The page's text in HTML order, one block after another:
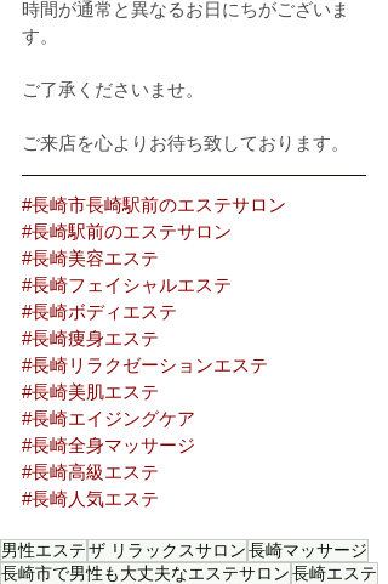
時間が通常と異なるお日にちがございま
す。
ご了承くださいませ。
ご来店を心よりお待ち致しております。
#長崎市長崎駅前のエステサロン
#長崎駅前のエステサロン
#長崎美容エステ
#長崎フェイシャルエステ
#長崎ボディエステ
#長崎痩身エステ
#長崎リラクゼーションエステ
#長崎美肌エステ
#長崎エイジングケア
#長崎全身マッサージ
#長崎高級エステ
#長崎人気エステ
男性エステザ リラックスサロン長崎マッサージ
長崎市で男性も大丈夫なエステサロン長崎エステ